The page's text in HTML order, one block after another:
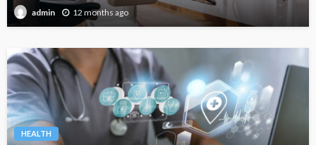
admin 12 months ago
HEALTH